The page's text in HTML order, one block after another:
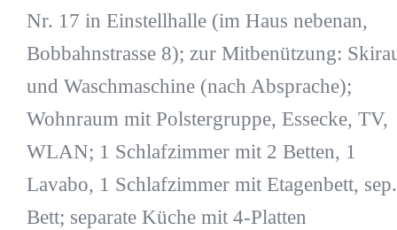
Nr. 17 in Einstellhalle (im Haus nebenan,
Bobbahnstrasse 8); zur Mitbenützung:
und Waschmaschine (nach Absprache);
Wohnraum mit Polstergruppe, Essecke, TV,
WLAN; 1 Schlafzimmer mit 2 Betten, 1
Lavabo, 1 Schlafzimmer mit Etagenbett,
Bett; separate Küche mit 4-Platten